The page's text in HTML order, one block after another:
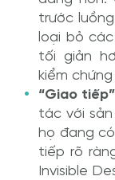
trước
loại bỏ
tối giản
kiểm
“Giao
tác với
họ đang
tiếp rõ
Invisible